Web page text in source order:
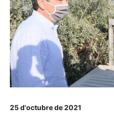
25 d'octubre de 2021